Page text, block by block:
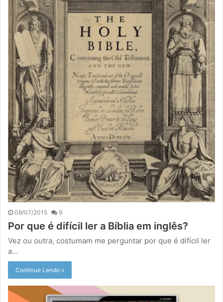
09/07/2015 9
Por que é difícil ler a Bíblia em inglês?
Vez ou outra, costumam me perguntar por que é difícil ler
a…
Continue Lendo »